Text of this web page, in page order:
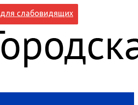
для слабовидящих